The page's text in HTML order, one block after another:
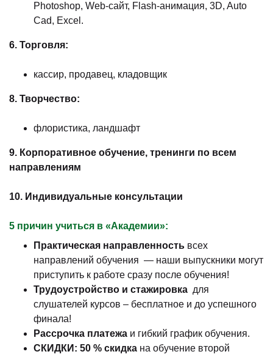
Photoshop, Web-сайт, Flash-анимация, 3D, Auto
Cad, Excel.
6. Торговля:
кассир, продавец, кладовщик
8. Творчество:
флористика, ландшафт
9. Корпоративное обучение, тренинги по всем
направлениям
10. Индивидуальные консультации
5 причин учиться в «Академии»:
Практическая направленность всех
направлений обучения — наши выпускники могут
приступить к работе сразу после обучения!
Трудоустройство и стажировка для
слушателей курсов – бесплатное и до успешного
финала!
Рассрочка платежа и гибкий график обучения.
СКИДКИ: 50 % скидка на обучение второй